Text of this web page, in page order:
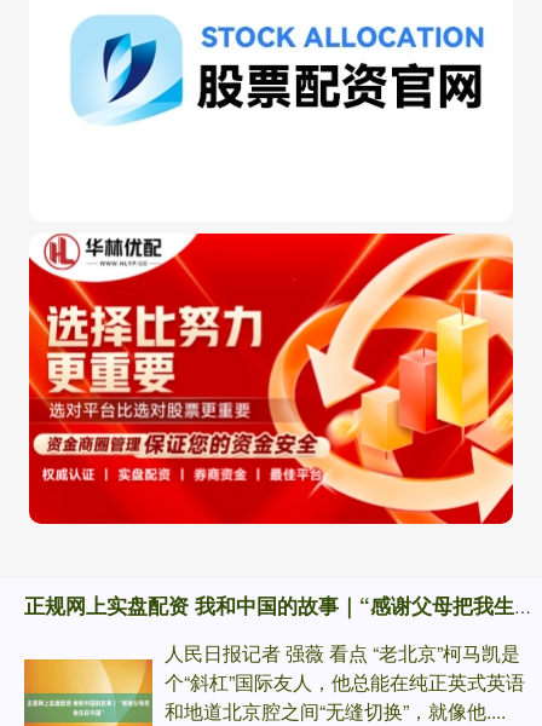
正规网上实盘配资 我和中国的故事｜“感谢父母把我生在中国”
人民日报记者 强薇 看点 “老北京”柯马凯是
个“斜杠”国际友人，他总能在纯正英式英语
和地道北京腔之间“无缝切换”，就像他....